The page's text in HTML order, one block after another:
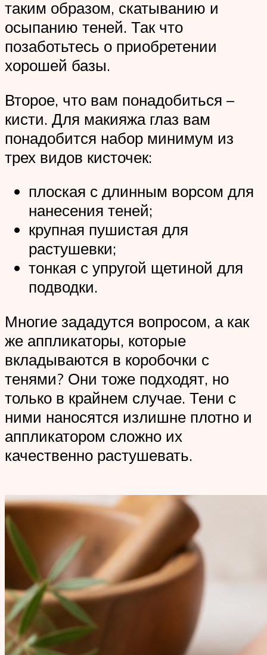
таким образом, скатыванию и
осыпанию теней. Так что
позаботьтесь о приобретении
хорошей базы.
Второе, что вам понадобиться –
кисти. Для макияжа глаз вам
понадобится набор минимум из
трех видов кисточек:
плоская с длинным ворсом для
нанесения теней;
крупная пушистая для
растушевки;
тонкая с упругой щетиной для
подводки.
Многие зададутся вопросом, а как
же аппликаторы, которые
вкладываются в коробочки с
тенями? Они тоже подходят, но
только в крайнем случае. Тени с
ними наносятся излишне плотно и
аппликатором сложно их
качественно растушевать.